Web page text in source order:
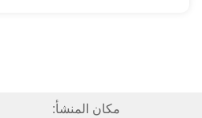
مكان المنشأ: